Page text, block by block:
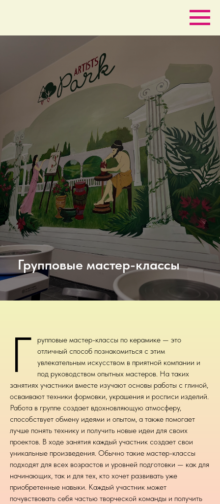
Групповые мастер-классы
Г
рупповые мастер-классы по керамике — это
отличный способ познакомиться с этим
увлекательным искусством в приятной компании и
под руководством опытных мастеров. На таких
занятиях участники вместе изучают основы работы с глиной,
осваивают техники формовки, украшения и росписи изделий.
Работа в группе создает вдохновляющую атмосферу,
способствует обмену идеями и опытом, а также помогает
лучше понять технику и получить новые идеи для своих
проектов. В ходе занятия каждый участник создает свои
уникальные произведения. Обычно такие мастер-классы
подходят для всех возрастов и уровней подготовки — как для
начинающих, так и для тех, кто хочет развивать уже
приобретенные навыки. Каждый участник может
почувствовать себя частью творческой команды и получить